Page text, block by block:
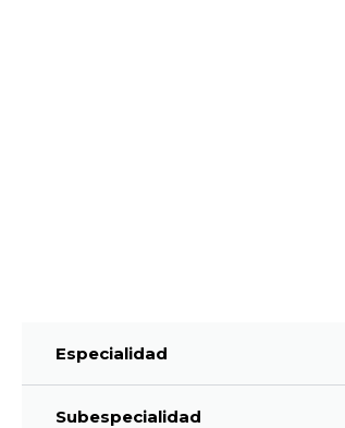
Especialidad
Subespecialidad